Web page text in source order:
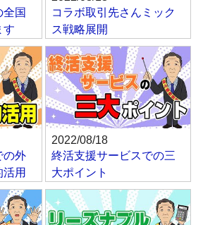
全国
す
コラボ取引先さんミック
ス戦略展開
の外
用
2022/08/18
終活支援サービスでの三
大ポイント